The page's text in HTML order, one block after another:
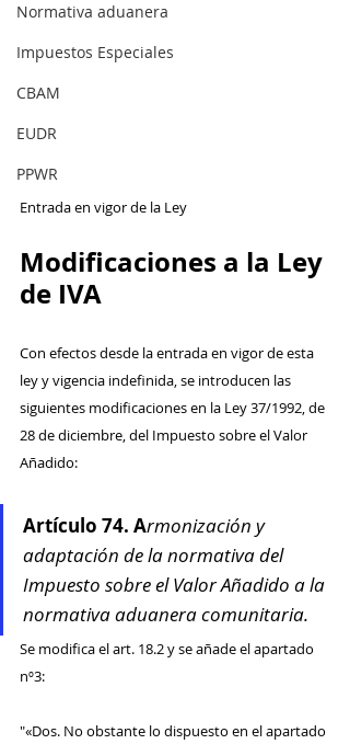
Normativa aduanera
Impuestos Especiales
CBAM
EUDR
PPWR
Entrada en vigor de la Ley
Modificaciones a la Ley
de IVA
Con efectos desde la entrada en vigor de esta
ley y vigencia indefinida, se introducen las
siguientes modificaciones en la Ley 37/1992, de
28 de diciembre, del Impuesto sobre el Valor
Añadido:
Artículo 74. Armonización y
adaptación de la normativa del
Impuesto sobre el Valor Añadido a la
normativa aduanera comunitaria.
Se modifica el art. 18.2 y se añade el apartado
nº3:
"«Dos. No obstante lo dispuesto en el apartado